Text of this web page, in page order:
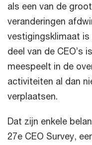
als een van de
veranderingen
vestigingsklimaat is
deel van de CEO’s
meespeelt in de
activiteiten al dan
verplaatsen.
Dat zijn enkele
27e CEO Survey,